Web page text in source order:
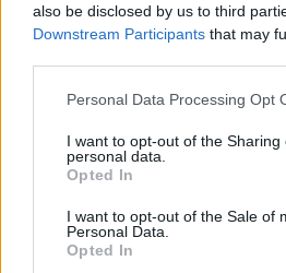
also be disclosed by us to third
Downstream Participants that may
Personal Data Processing Opt
I want to opt-out of the Sharing
personal data.
Opted In
I want to opt-out of the Sale of
Personal Data.
Opted In
en Ciències, el 30% dels
però al quart any la xifra puja